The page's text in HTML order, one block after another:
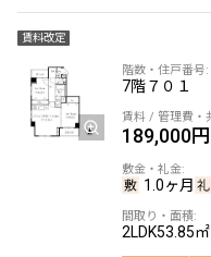
賃料改定
7階７０１
189,000円
1.0ヶ月
2LDK53.85㎡